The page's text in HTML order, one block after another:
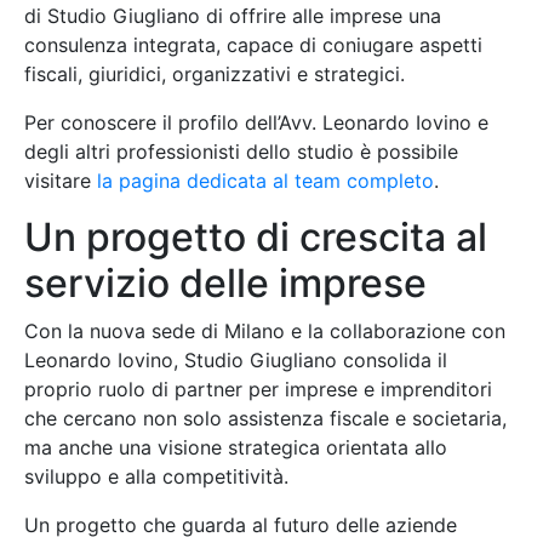
di Studio Giugliano di offrire alle imprese una
consulenza integrata, capace di coniugare aspetti
fiscali, giuridici, organizzativi e strategici.
Per conoscere il profilo dell’Avv. Leonardo Iovino e
degli altri professionisti dello studio è possibile
visitare la pagina dedicata al team completo.
Un progetto di crescita al
servizio delle imprese
Con la nuova sede di Milano e la collaborazione con
Leonardo Iovino, Studio Giugliano consolida il
proprio ruolo di partner per imprese e imprenditori
che cercano non solo assistenza fiscale e societaria,
ma anche una visione strategica orientata allo
sviluppo e alla competitività.
Un progetto che guarda al futuro delle aziende